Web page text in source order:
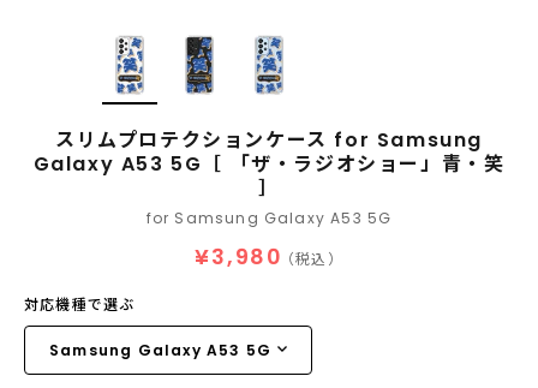
スリムプロテクションケース for Samsung
Galaxy A53 5G［ 「ザ・ラジオショー」青・笑
］
for Samsung Galaxy A53 5G
¥3,980 （税込）
対応機種で選ぶ